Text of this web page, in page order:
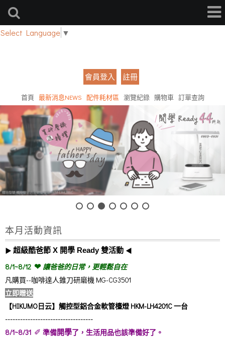
Select Language ▼
會員登入 註冊
首頁 最新消息NEWS 配件耗材區 瀏覽紀錄 購物車 訂單查詢
本月活動資訊
▶︎ 超級酷爸節 X 開學 Ready雙活動 ◀︎
8/1~8/12 ❤︎ 讓爸爸的日常，更輕鬆自在
凡購買--咖啡達人錐刀研磨機 MG-CG3501
立即贈送
【HIKUMO日云】觸控型鋁合金軟管檯燈 HKM-LH4201C 一台
-----------------------------------
8/1~8/31 ✐ 準備開學了，生活用品也該準備好了。